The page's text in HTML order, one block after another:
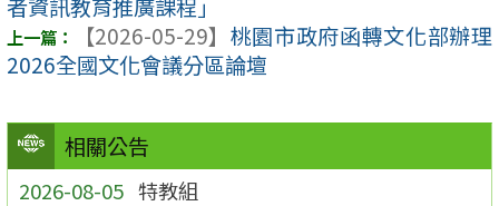
相關公告
2026-08-05 特教組
者資訊教育推廣課程」
【2026-05-29】 桃園市政府函轉文化部辦理
2026全國文化會議分區論壇